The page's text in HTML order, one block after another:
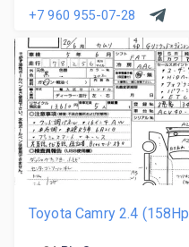
+7 960 955-07-28
Toyota Camry 2.4